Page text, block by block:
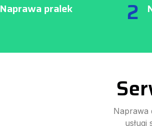
Naprawa pralek 2
Naprawa